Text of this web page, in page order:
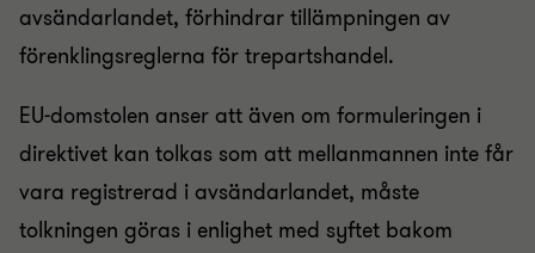
avsändarlandet, förhindrar tillämpningen av
förenklingsreglerna för trepartshandel.
EU-domstolen anser att även om formuleringen i
direktivet kan tolkas som att mellanmannen inte får
vara registrerad i avsändarlandet, måste
tolkningen göras i enlighet med syftet bakom